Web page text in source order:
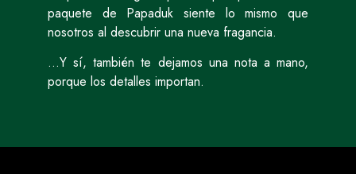
paquete de Papaduk siente lo mismo que
nosotros al descubrir una nueva fragancia.
…Y sí, también te dejamos una nota a mano,
porque los detalles importan.